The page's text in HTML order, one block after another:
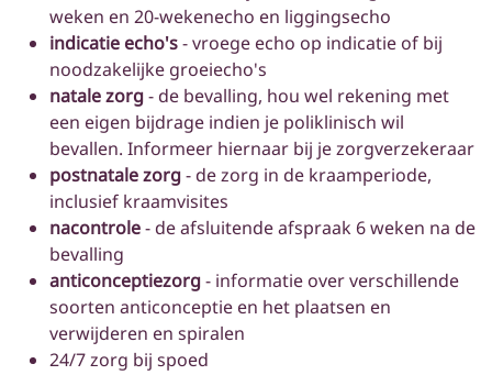
weken en 20-wekenecho en liggingsecho
indicatie echo's- vroege echo op indicatie of bij
noodzakelijke groeiecho's
natale zorg- de bevalling, hou wel rekening met
een eigen bijdrage indien je poliklinisch wil
bevallen. Informeer hiernaar bij je zorgverzekeraar
postnatale zorg- de zorg in de kraamperiode,
inclusief kraamvisites
nacontrole- de afsluitende afspraak 6 weken na de
bevalling
anticonceptiezorg- informatie over verschillende
soorten anticonceptie en het plaatsen en
verwijderen en spiralen
24/7 zorg bij spoed